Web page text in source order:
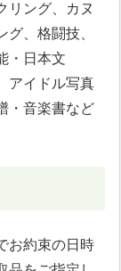
リング、カヌ
、格闘技、
・日本文
アイドル写真
・音楽書など
お約束の日時